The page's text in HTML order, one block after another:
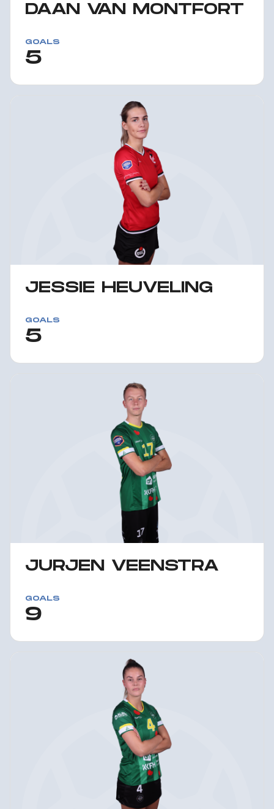
DAAN VAN MONTFORT
GOALS
5
JESSIE HEUVELING
GOALS
5
JURJEN VEENSTRA
GOALS
9